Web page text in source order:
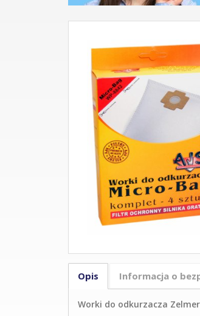
Opis Informacja o
Worki do odkurzacza